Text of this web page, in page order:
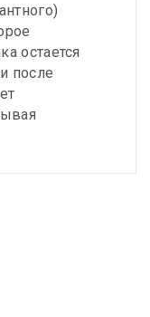
остается
после